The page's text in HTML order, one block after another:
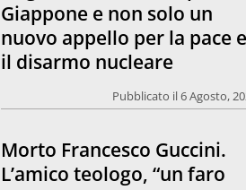
Morto Francesco Guccini.
L’amico teologo, “un faro
per molti: coerente fino alla
Chiesa. Un abbraccio verso il